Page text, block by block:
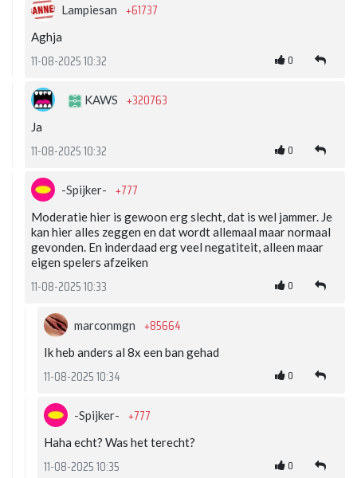
Lampiesan +61737
Aghja
11-08-2025 10:32 0
KAWS +320763
Ja
11-08-2025 10:32 0
-Spijker- +777
Moderatie hier is gewoon erg slecht, dat is wel jammer. Je
kan hier alles zeggen en dat wordt allemaal maar normaal
gevonden. En inderdaad erg veel negatiteit, alleen maar
eigen spelers afzeiken
11-08-2025 10:33 0
marconmgn +85664
Ik heb anders al 8x een ban gehad
11-08-2025 10:34 0
-Spijker- +777
Haha echt? Was het terecht?
11-08-2025 10:35 0